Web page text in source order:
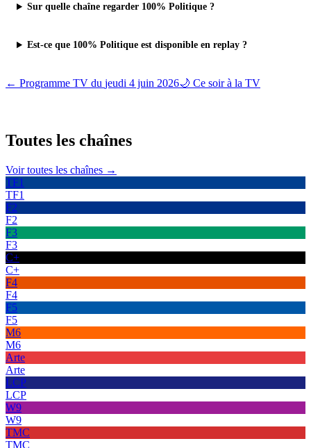
Sur quelle chaîne regarder 100% Politique ?
Est-ce que 100% Politique est disponible en replay ?
← Programme TV du jeudi 4 juin 2026🌙 Ce soir à la TV
Toutes les chaînes
Voir toutes les chaînes →
TF1
TF1
F2
F2
F3
F3
C+
C+
F4
F4
F5
F5
M6
M6
Arte
Arte
LCP
LCP
W9
W9
TMC
TMC